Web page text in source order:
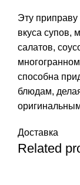
Эту
вкуса супов,
салатов,
способна
блюдам,
Доставка
Related